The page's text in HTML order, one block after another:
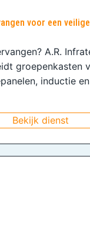
voor een
A.R.
groepenkasten
inductie en
Bekijk dienst